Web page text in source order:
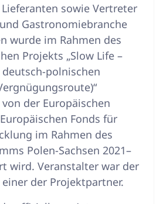
Lieferanten sowie Vertreter
Gastronomiebranche
wurde im Rahmen des
Projekts „Slow Life –
polnischen
der Europäischen
Fonds für
im Rahmen des
Polen-Sachsen 2021–
wird. Veranstalter war der
einer der Projektpartner.